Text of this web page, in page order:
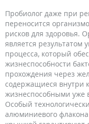
Пробиолог даже при
переносится
рисков для здоровья.
является результатом
процесса, который
жизнеспособности
прохождения через
содержащиеся внутри
жизнеспособными уже
Особый
алюминиевого